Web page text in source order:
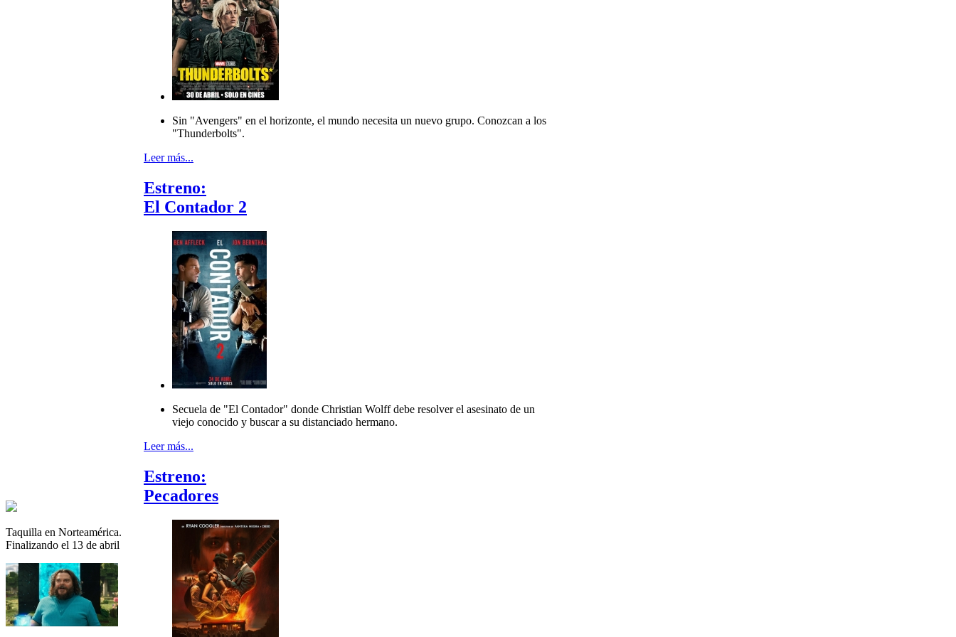
Taquilla en Norteamérica.
Finalizando el 13 de abril
Sin "Avengers" en el horizonte, el mundo necesita un nuevo grupo. Conozcan a los
"Thunderbolts".
Leer más...
Estreno:
El Contador 2
Secuela de "El Contador" donde Christian Wolff debe resolver el asesinato de un
viejo conocido y buscar a su distanciado hermano.
Leer más...
Estreno:
Pecadores